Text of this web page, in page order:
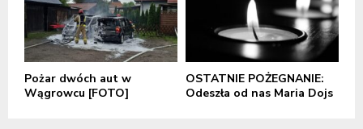
Pożar dwóch aut w
Wągrowcu [FOTO]
OSTATNIE POŻEGNANIE:
Odeszła od nas Maria Dojs